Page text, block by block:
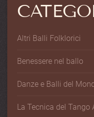
Altri Balli Folklorici
Benessere nel ballo
Danze e Balli del
La Tecnica del Tango